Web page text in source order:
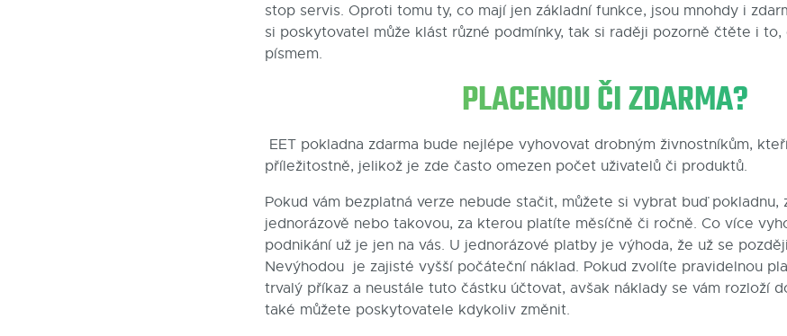
stop servis. Oproti tomu ty, co mají jen základní funkce, jsou mnohdy i
si poskytovatel může klást různé podmínky, tak si raději pozorně čtěte i to,
písmem.
PLACENOU ČI ZDARMA?
EET pokladna zdarma bude nejlépe vyhovovat drobným živnostníkům,
příležitostně, jelikož je zde často omezen počet uživatelů či produktů.
Pokud vám bezplatná verze nebude stačit, můžete si vybrat buď pokladnu,
jednorázově nebo takovou, za kterou platíte měsíčně či ročně. Co více
podnikání už je jen na vás. U jednorázové platby je výhoda, že už se
Nevýhodou je zajisté vyšší počáteční náklad. Pokud zvolíte pravidelnou
trvalý příkaz a neustále tuto částku účtovat, avšak náklady se vám rozloží
také můžete poskytovatele kdykoliv změnit.